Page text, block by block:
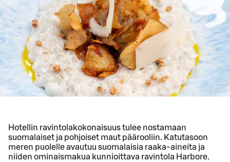
Hotellin ravintolakokonaisuus tulee nostamaan
suomalaiset ja pohjoiset maut päärooliin. Katutasoon
meren puolelle avautuu suomalaisia raaka-aineita ja
niiden ominaismakua kunnioittava ravintola Harbore.